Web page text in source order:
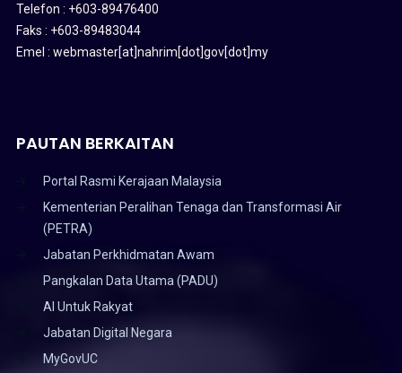
Telefon : +603-89476400
Faks : +603-89483044
Emel : webmaster[at]nahrim[dot]gov[dot]my
PAUTAN BERKAITAN
Portal Rasmi Kerajaan Malaysia
Kementerian Peralihan Tenaga dan Transformasi Air
(PETRA)
Jabatan Perkhidmatan Awam
Pangkalan Data Utama (PADU)
AI Untuk Rakyat
Jabatan Digital Negara
MyGovUC